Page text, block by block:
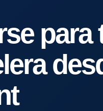
para